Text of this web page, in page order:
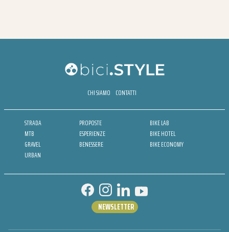
CHI SIAMO CONTATTI
STRADA
MTB
GRAVEL
URBAN
PROPOSTE
ESPERIENZE
BENESSERE
BIKE LAB
BIKE HOTEL
BIKE ECONOMY
NEWSLETTER